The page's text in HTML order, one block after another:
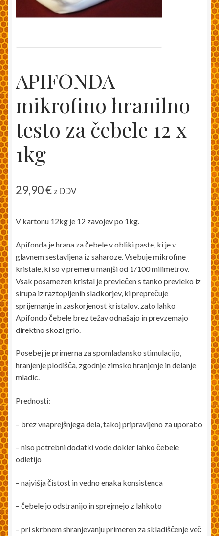
Moj račun
APIFONDA
mikrofino hranilno
testo za čebele 12 x
1kg
29,90€ z DDV
V kartonu 12kg je 12 zavojev po 1kg.
Apifonda je hrana za čebele v obliki paste, ki je v
glavnem sestavljena iz saharoze. Vsebuje mikrofine
kristale, ki so v premeru manjši od 1/100 milimetrov.
Vsak posamezen kristal je prevlečen s tanko prevleko iz
sirupa iz raztopljenih sladkorjev, ki preprečuje
sprijemanje in zaskorjenost kristalov, zato lahko
Apifondo čebele brez težav odnašajo in prevzemajo
direktno skozi grlo.
Posebej je primerna za spomladansko stimulacijo,
hranjenje plodišča, zgodnje zimsko hranjenje in delanje
mladic.
Prednosti:
– brez vnaprejšnjega dela, takoj pripravljeno za uporabo
– niso potrebni dodatki vode dokler lahko čebele
odletijo
– najvišja čistost in vedno enaka konsistenca
– čebele jo odstranijo in sprejmejo z lahkoto
– pri skrbnem shranjevanju primeren za skladiščenje več